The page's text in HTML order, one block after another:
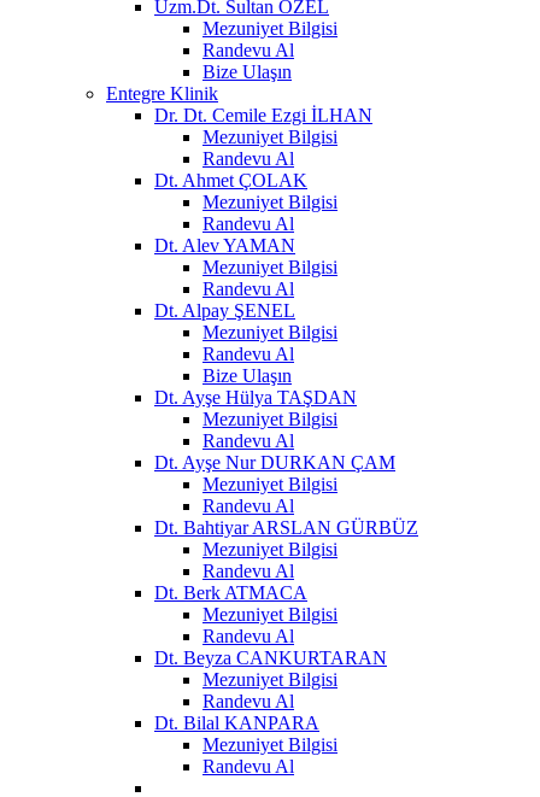
Uzm.Dt. Sultan ÖZEL
Mezuniyet Bilgisi
Randevu Al
Bize Ulaşın
Entegre Klinik
Dr. Dt. Cemile Ezgi İLHAN
Mezuniyet Bilgisi
Randevu Al
Dt. Ahmet ÇOLAK
Mezuniyet Bilgisi
Randevu Al
Dt. Alev YAMAN
Mezuniyet Bilgisi
Randevu Al
Dt. Alpay ŞENEL
Mezuniyet Bilgisi
Randevu Al
Bize Ulaşın
Dt. Ayşe Hülya TAŞDAN
Mezuniyet Bilgisi
Randevu Al
Dt. Ayşe Nur DURKAN ÇAM
Mezuniyet Bilgisi
Randevu Al
Dt. Bahtiyar ARSLAN GÜRBÜZ
Mezuniyet Bilgisi
Randevu Al
Dt. Berk ATMACA
Mezuniyet Bilgisi
Randevu Al
Dt. Beyza CANKURTARAN
Mezuniyet Bilgisi
Randevu Al
Dt. Bilal KANPARA
Mezuniyet Bilgisi
Randevu Al